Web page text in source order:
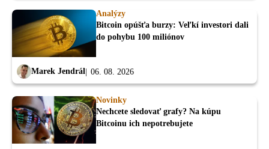
Analýzy
Bitcoin opúšťa burzy: Veľkí investori dali
do pohybu 100 miliónov
Marek Jendrál 06. 08. 2026
Novinky
Nechcete sledovať grafy? Na kúpu
Bitcoinu ich nepotrebujete